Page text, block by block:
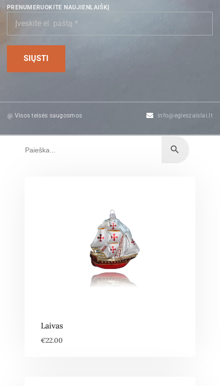
PRENUMERUOKITE NAUJIENLAIŠKĮ
@ Visos teisės saugosmos info@egleszaislai.lt
Laivas
€22.00